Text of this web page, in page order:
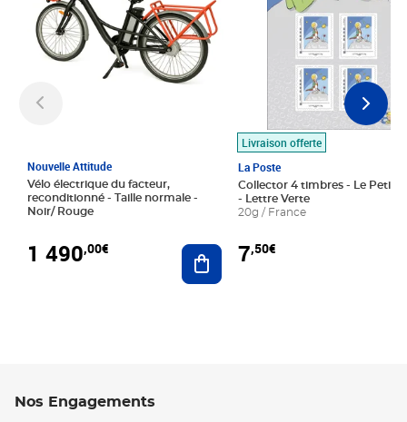
Nouvelle Attitude
Vélo électrique du facteur,
reconditionné - Taille normale -
Noir/ Rouge
1 490,00€ Ajouter au panier
Livraison offerte
La Poste
Collector 4 timbres - Le Petit
- Lettre Verte
20g / France
7,50€
Nos Engagements